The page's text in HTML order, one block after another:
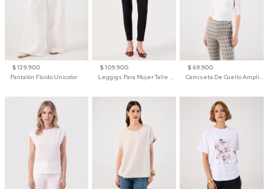
$ 139.900
Pantalón Fluido Unicolor
$ 109.900
Leggigs Para Mujer Talle Alto Liso
$ 69.900
Camiseta De Cuello Amplio Y Manga 3/4 Para Mujer